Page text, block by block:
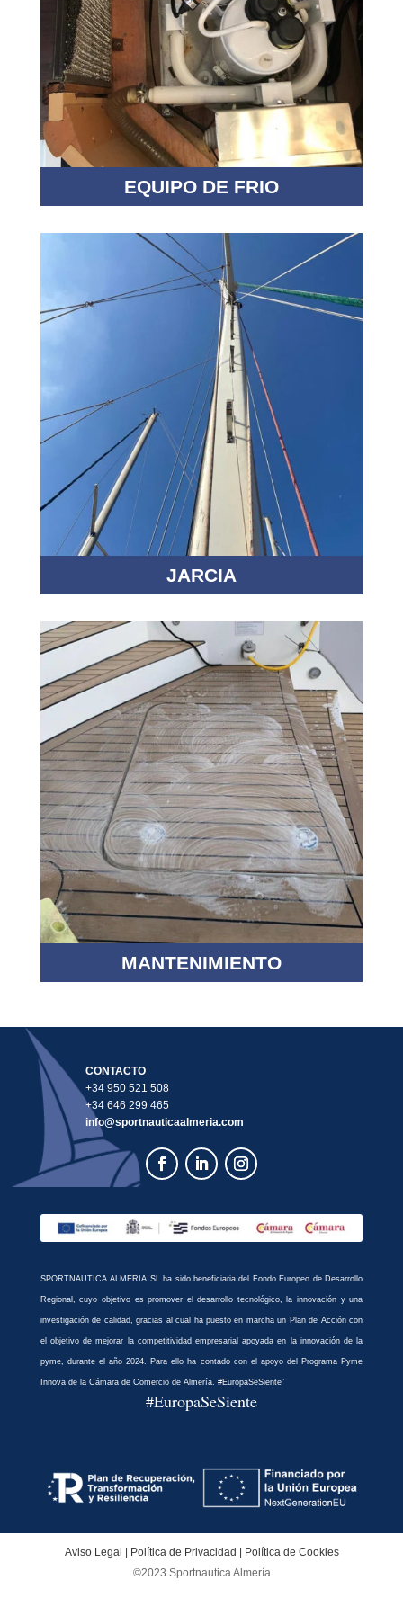
EQUIPO DE FRIO
JARCIA
MANTENIMIENTO
CONTACTO
+34 950 521 508
+34 646 299 465
info@sportnauticaalmeria.com
SPORTNAUTICA ALMERIA SL ha sido beneficiaria del Fondo Europeo de Desarrollo
Regional, cuyo objetivo es promover el desarrollo tecnológico, la innovación y una
investigación de calidad, gracias al cual ha puesto en marcha un Plan de Acción con
el objetivo de mejorar la competitividad empresarial apoyada en la innovación de la
pyme, durante el año 2024. Para ello ha contado con el apoyo del Programa Pyme
Innova de la Cámara de Comercio de Almería. #EuropaSeSiente”
#EuropaSeSiente
Aviso Legal Política de Privacidad
Política de Cookies
©2023 Sportnautica Almería